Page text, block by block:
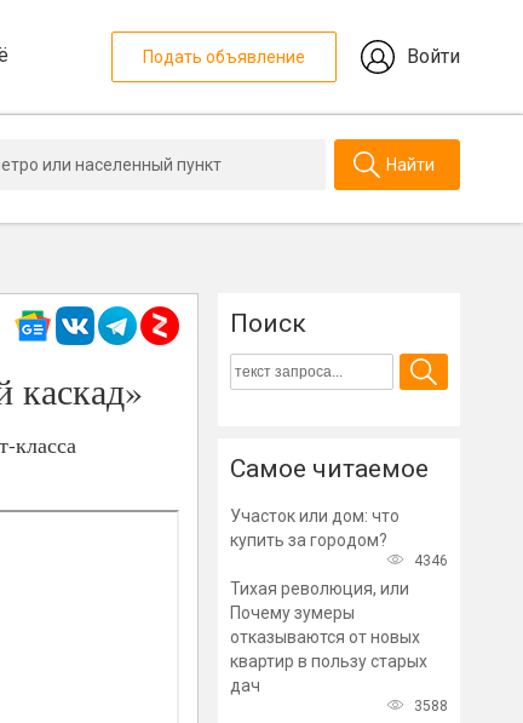
Подать объявление Войти
Найти
класса
Поиск
Самое читаемое
Участок или дом: что
купить за городом?
4346
Тихая революция, или
Почему зумеры
отказываются от новых
квартир в пользу старых
дач
3588